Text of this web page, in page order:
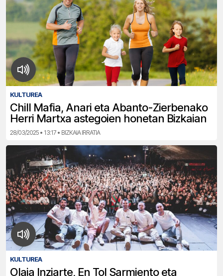
KULTUREA
Chill Mafia, Anari eta Abanto-Zierbenako
Herri Martxa astegoien honetan Bizkaian
28/03/2025 • 13:17 • BIZKAIA IRRATIA
KULTUREA
Olaia Inziarte, En Tol Sarmiento eta